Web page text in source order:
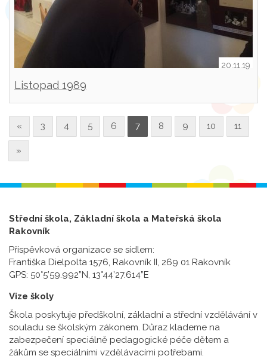
20.11.19
Listopad 1989
« 3 4 5 6 7 8 9 10 11
»
Střední škola, Základní škola a Mateřská škola
Rakovník
Příspěvková organizace se sídlem:
Františka Dielpolta 1576, Rakovník II, 269 01 Rakovník
GPS: 50°5’59.992”N, 13°44’27.614”E
Vize školy
Škola poskytuje předškolní, základní a střední vzdělávání v
souladu se školským zákonem. Důraz klademe na
zabezpečení speciálně pedagogické péče dětem a
žákům se speciálními vzdělávacími potřebami.